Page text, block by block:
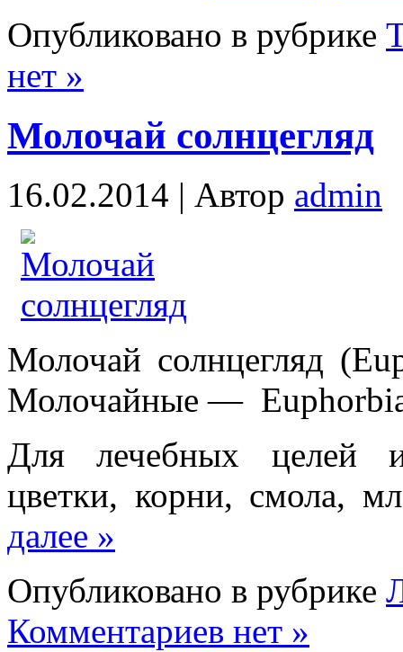
Опубликовано в рубрике
нет »
Молочай солнцегляд
16.02.2014 | Автор admin
Молочай солнцегляд
Молочайные —
Для лечебных целей
цветки, корни, смола,
далее »
Опубликовано в рубрике
Комментариев нет »